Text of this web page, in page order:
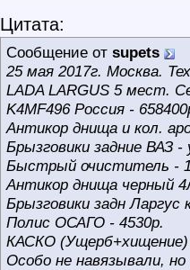
Цитата:
Сообщение от supets
25 мая 2017г. Москва.
LADA LARGUS 5 мест.
K4MF496 Россия -
Антикор днища и кол.
Брызговики задние ВАЗ
Быстрый очиститель -
Антикор днища черный
Брызговики задн
Полис ОСАГО - 4530р.
КАСКО (Ущерб+хищение)
Особо не навязывали,